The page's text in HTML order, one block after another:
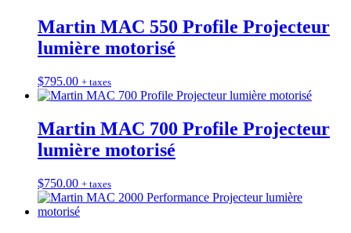
Martin MAC 550 Profile Projecteur
lumière motorisé
$795.00 + taxes
Martin MAC 700 Profile Projecteur
lumière motorisé
$750.00 + taxes